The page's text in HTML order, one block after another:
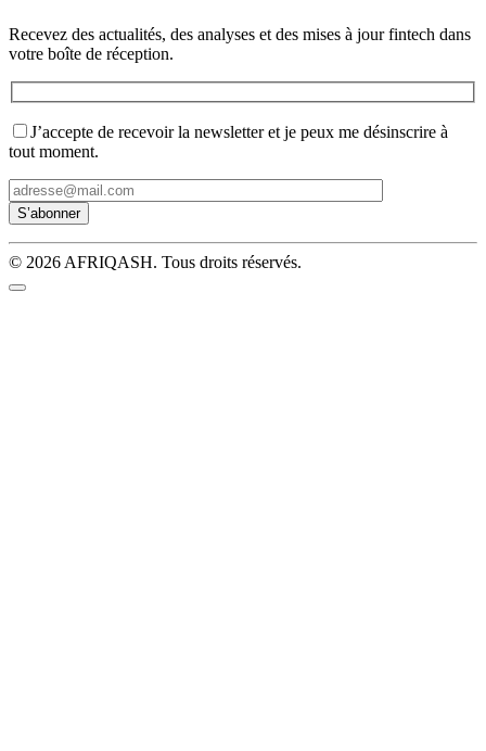
Recevez des actualités, des analyses et des mises à jour fintech dans
votre boîte de réception.
J’accepte de recevoir la newsletter et je peux me désinscrire à
tout moment.
© 2026 AFRIQASH. Tous droits réservés.